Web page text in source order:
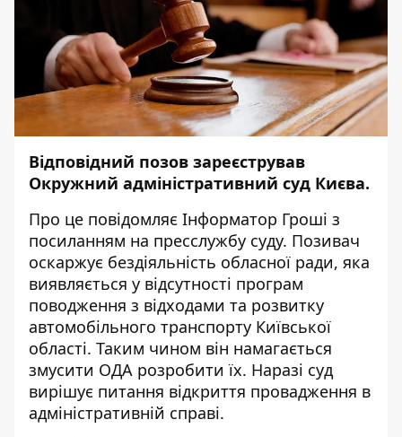
Відповідний позов зареєстрував
Окружний адміністративний суд Києва.
Про це повідомляє Інформатор Гроші з
посиланням на пресслужбу суду. Позивач
оскаржує бездіяльність обласної ради, яка
виявляється у відсутності програм
поводження з відходами та розвитку
автомобільного транспорту Київської
області. Таким чином він намагається
змусити ОДА розробити їх. Наразі суд
вирішує питання відкриття провадження в
адміністративній справі.